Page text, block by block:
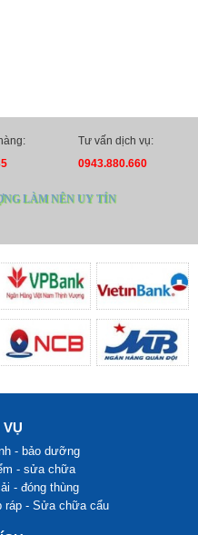
Tư vấn dịch vụ:
0943.880.660
LÀM NÊN UY TÍN
VỤ
- bảo dưỡng
- sửa chữa
- đóng thùng
ráp - Sửa chữa cẩu